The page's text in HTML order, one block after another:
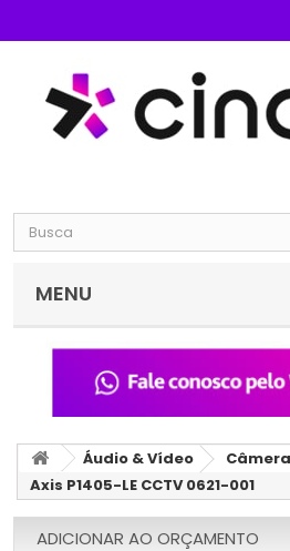
MENU
Áudio & Vídeo
Axis P1405-LE CCTV 0621-001
ADICIONAR AO ORÇAMENTO